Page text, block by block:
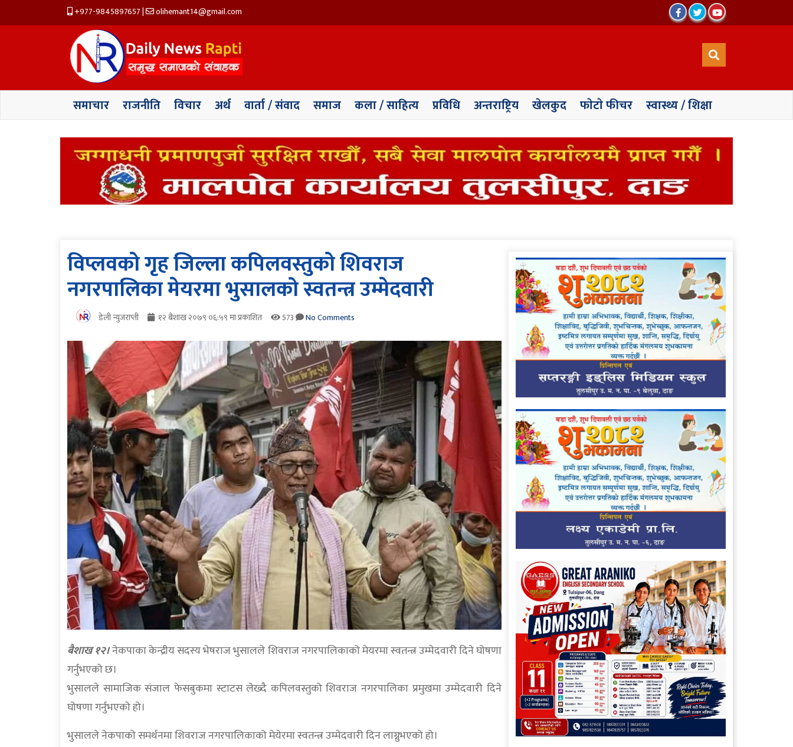
+977-9845897657| olihemant14@gmail.com
समाचार राजनीति विचार अर्थ वार्ता / संवाद समाज कला / साहित्य प्रविधि अन्तराष्ट्रिय खेलकुद फाेटाे फीचर स्वास्थ्य / शिक्षा
विप्लवको गृह जिल्ला कपिलवस्तुको शिवराज
नगरपालिका मेयरमा भुसालको स्वतन्त्र उम्मेदवारी
डेली न्युजराप्ती १२ बैशाख २०७९ ०६:५९ मा प्रकाशित 573 No Comments
बैशाख १२।नेकपाका केन्द्रीय सदस्य भेषराज भुसालले शिवराज नगरपालिकाको मेयरमा स्वतन्त्र उम्मेदवारी दिने घोषणा
गर्नुभएको छ।
भुसालले सामाजिक संजाल फेसबुकमा स्टाटस लेख्दै कपिलवस्तुको शिवराज नगरपालिका प्रमुखमा उम्मेदवारी दिने
घोषणा गर्नुभएको हो।
भुसालले नेकपाको समर्थनमा शिवराज नगरपालिकाको मेयेरमा स्वतन्त्र उम्मेदवारी दिन लाग्नुभएको हो।